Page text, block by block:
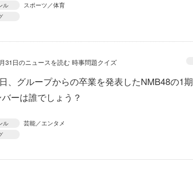
ル スポーツ／体育
31日のニュースを読む 時事問題クイズ
、グループからの卒業を発表したNMB48の1期
ーは誰でしょう？
ル 芸能／エンタメ